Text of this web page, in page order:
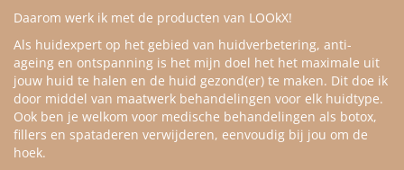
Daarom werk ik met de producten van LOOkX!
Als huidexpert op het gebied van huidverbetering, anti-
ageing en ontspanning is het mijn doel het het maximale uit
jouw huid te halen en de huid gezond(er) te maken. Dit doe ik
door middel van maatwerk behandelingen voor elk huidtype.
Ook ben je welkom voor medische behandelingen als botox,
fillers en spataderen verwijderen, eenvoudig bij jou om de
hoek.